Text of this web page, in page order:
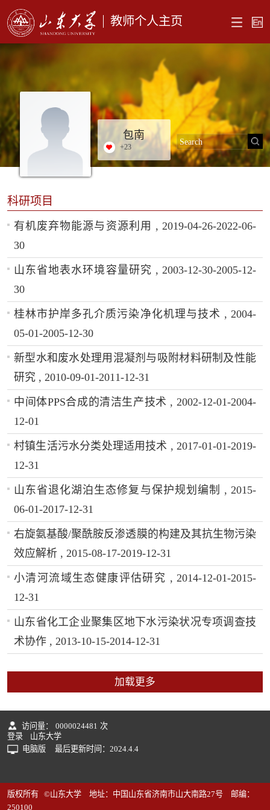
教师个人主页
包南
+23
科研项目
有机废弃物能源与资源利用 , 2019-04-26-2022-06-
30
山东省地表水环境容量研究 , 2003-12-30-2005-12-
30
桂林市护岸多孔介质污染净化机理与技术 , 2004-
05-01-2005-12-30
新型水和废水处理用混凝剂与吸附材料研制及性能
研究 , 2010-09-01-2011-12-31
中间体PPS合成的清洁生产技术 , 2002-12-01-2004-
12-01
村镇生活污水分类处理适用技术 , 2017-01-01-2019-
12-31
山东省退化湖泊生态修复与保护规划编制 , 2015-
06-01-2017-12-31
右旋氨基酸/聚酰胺反渗透膜的构建及其抗生物污染
效应解析 , 2015-08-17-2019-12-31
小清河流域生态健康评估研究 , 2014-12-01-2015-
12-31
山东省化工企业聚集区地下水污染状况专项调查技
术协作 , 2013-10-15-2014-12-31
加载更多
访问量： 0000024481 次
登录
山东大学
电脑版
最后更新时间： 2024.4.4
版权所有 ©山东大学 地址：中国山东省济南市山大南路27号 邮编：
250100